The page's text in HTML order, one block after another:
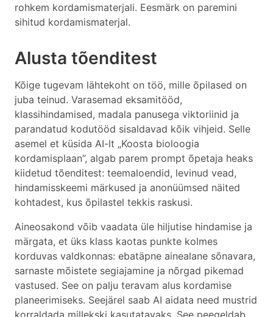
rohkem kordamismaterjali. Eesmärk on paremini
sihitud kordamismaterjal.
Alusta tõenditest
Kõige tugevam lähtekoht on töö, mille õpilased on
juba teinud. Varasemad eksamitööd,
klassihindamised, madala panusega viktoriinid ja
parandatud kodutööd sisaldavad kõik vihjeid. Selle
asemel et küsida AI-lt „Koosta bioloogia
kordamisplaan”, algab parem prompt õpetaja heaks
kiidetud tõenditest: teemaloendid, levinud vead,
hindamisskeemi märkused ja anonüümsed näited
kohtadest, kus õpilastel tekkis raskusi.
Aineosakond võib vaadata üle hiljutise hindamise ja
märgata, et üks klass kaotas punkte kolmes
korduvas valdkonnas: ebatäpne ainealane sõnavara,
sarnaste mõistete segiajamine ja nõrgad pikemad
vastused. See on palju teravam alus kordamise
planeerimiseks. Seejärel saab AI aidata need mustrid